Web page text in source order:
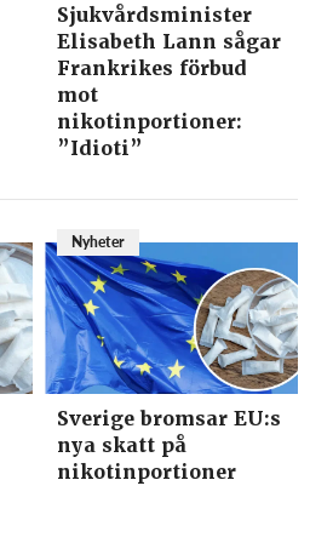
Sjukvårdsminister
Elisabeth Lann sågar
Frankrikes förbud
mot
nikotinportioner:
”Idioti”
Nyheter
Sverige bromsar EU:s
nya skatt på
nikotinportioner